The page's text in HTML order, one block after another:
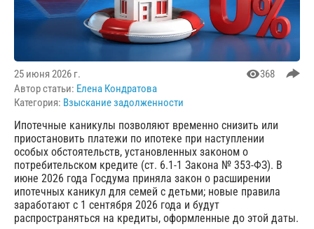
25 июня 2026 г.
Автор статьи: Елена Кондратова
Категория: Взыскание задолженности
368
Ипотечные каникулы позволяют временно снизить или
приостановить платежи по ипотеке при наступлении
особых обстоятельств, установленных законом о
потребительском кредите (ст. 6.1-1 Закона № 353-ФЗ). В
июне 2026 года Госдума приняла закон о расширении
ипотечных каникул для семей с детьми; новые правила
заработают с 1 сентября 2026 года и будут
распространяться на кредиты, оформленные до этой даты.